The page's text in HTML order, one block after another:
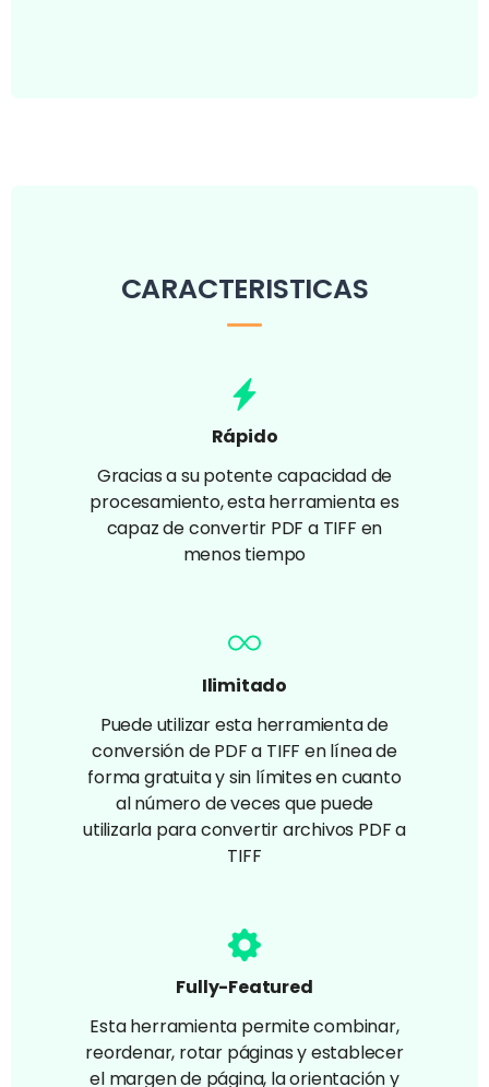
CARACTERISTICAS
Rápido
Gracias a su potente capacidad de
procesamiento, esta herramienta es
capaz de convertir PDF a TIFF en
menos tiempo
Ilimitado
Puede utilizar esta herramienta de
conversión de PDF a TIFF en línea de
forma gratuita y sin límites en cuanto
al número de veces que puede
utilizarla para convertir archivos PDF a
TIFF
Fully-Featured
Esta herramienta permite combinar,
reordenar, rotar páginas y establecer
el margen de página, la orientación y